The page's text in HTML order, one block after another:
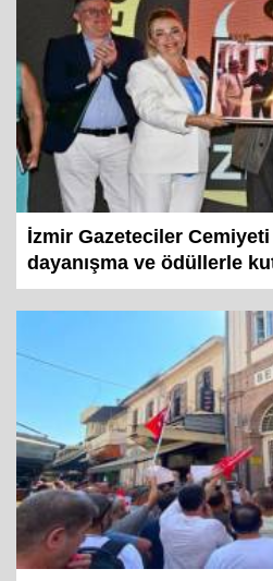
İzmir Gazeteciler Cemiyeti
dayanışma ve ödüllerle